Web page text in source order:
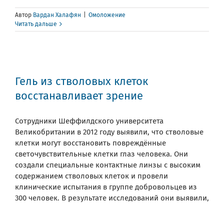
Автор Вардан Халафян
Омоложение
Читать дальше
Гель из стволовых клеток
восстанавливает зрение
Сотрудники Шеффилдского университета
Великобритании в 2012 году выявили, что стволовые
клетки могут восстановить повреждённые
светочувствительные клетки глаз человека. Они
создали специальные контактные линзы с высоким
содержанием стволовых клеток и провели
клинические испытания в группе добровольцев из
300 человек. В результате исследований они выявили,